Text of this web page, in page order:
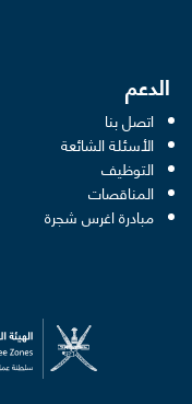
الدعم
اتصل بنا
الأسئلة الشائعة
التوظيف
المناقصات
مبادرة اغرس شجرة